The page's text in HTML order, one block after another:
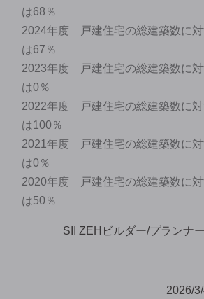
は68％
2024年度 戸建住宅の総建築数に
は67％
2023年度 戸建住宅の総建築数に
は0％
2022年度 戸建住宅の総建築数に
は100％
2021年度 戸建住宅の総建築数に
は0％
2020年度 戸建住宅の総建築数に
は50％
SII ZEHビルダー/プランナ
2026/